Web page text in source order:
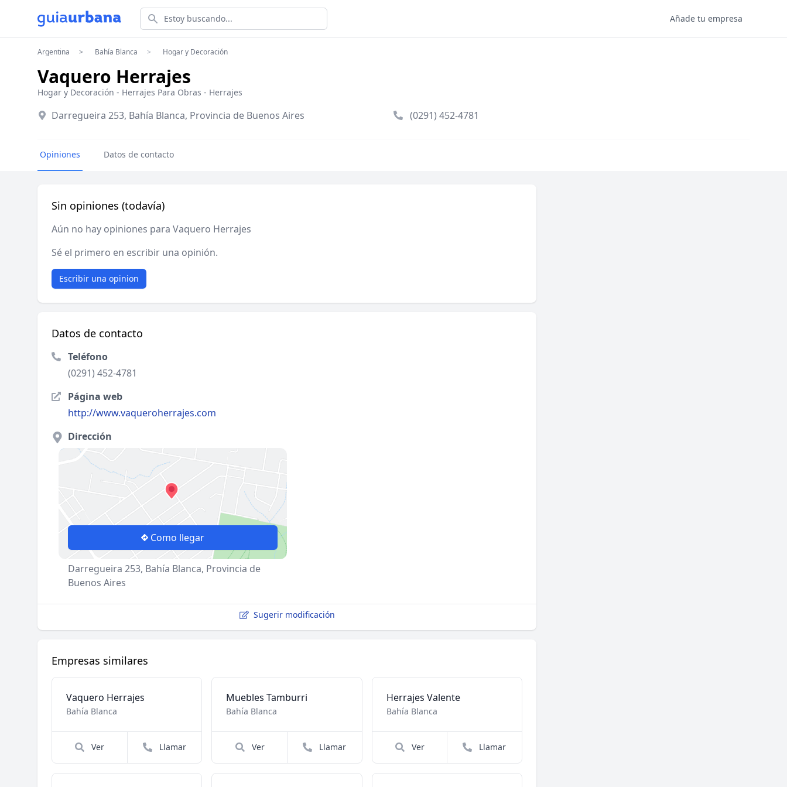
Estoy buscando... Añade tu empresa
Argentina Bahía Blanca Hogar y Decoración
Vaquero Herrajes
Hogar y Decoración - Herrajes Para Obras - Herrajes
Darregueira 253, Bahía Blanca, Provincia de Buenos Aires (0291) 452-4781
Opiniones Datos de contacto
Sin opiniones (todavía)
Aún no hay opiniones para Vaquero Herrajes
Sé el primero en escribir una opinión.
Escribir una opinion
Datos de contacto
Teléfono
(0291) 452-4781
Página web
http://www.vaqueroherrajes.com
Dirección
Como llegar
Darregueira 253, Bahía Blanca, Provincia de
Buenos Aires
Sugerir modificación
Empresas similares
Vaquero Herrajes
Bahía Blanca
Ver Llamar
Muebles Tamburri
Bahía Blanca
Ver Llamar
Herrajes Valente
Bahía Blanca
Ver Llamar